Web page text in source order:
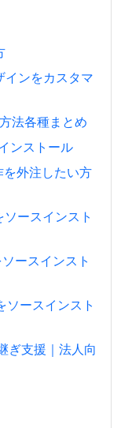
インをカスタマ
法各種まとめ
ンストール
外注したい方
ースインスト
ースインスト
ースインスト
ぎ支援｜法人向